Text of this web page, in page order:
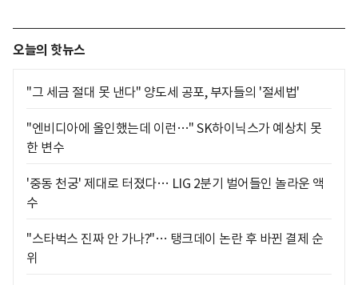
오늘의 핫뉴스
"그 세금 절대 못 낸다" 양도세 공포, 부자들의 '절세법'
"엔비디아에 올인했는데 이런…" SK하이닉스가 예상치 못
한 변수
'중동 천궁' 제대로 터졌다… LIG 2분기 벌어들인 놀라운 액
수
"스타벅스 진짜 안 가나?"… 탱크데이 논란 후 바뀐 결제 순
위